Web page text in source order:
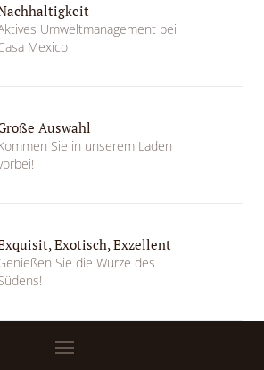
Umweltmanagement bei
Mexico
Auswahl
Sie in unserem Laden
Exotisch, Exzellent
Sie die Würze des